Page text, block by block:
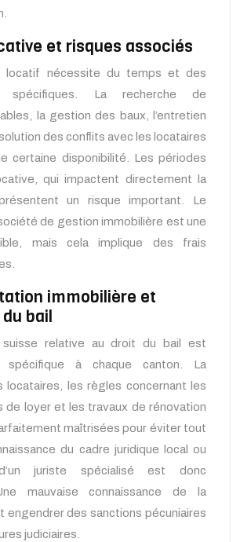
et risques associés
locatif nécessite du temps et des
spécifiques. La recherche de
la gestion des baux, l’entretien
des conflits avec les locataires
certaine disponibilité. Les périodes
qui impactent directement la
un risque important. Le
de gestion immobilière est une
mais cela implique des frais
immobilière et
bail
suisse relative au droit du bail est
spécifique à chaque canton. La
locataires, les règles concernant les
de loyer et les travaux de rénovation
maîtrisées pour éviter tout
du cadre juridique local ou
d’un juriste spécialisé est donc
mauvaise connaissance de la
engendrer des sanctions pécuniaires
judiciaires.